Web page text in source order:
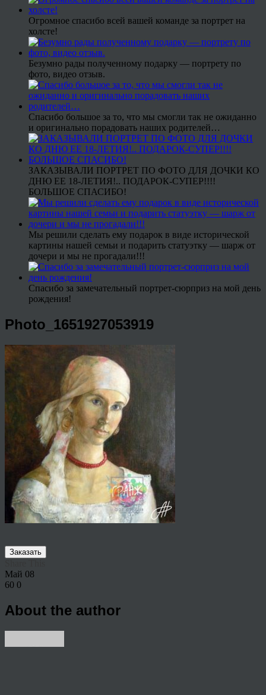
Огромное спасибо всей вашей команде за портрет на
холсте!
Безумно рады полученному подарку — портрету по
фото, видео отзыв.
Спасибо большое за то, что мы смогли так не ожиданно
и оригинально порадовать наших родителей…
ЗАКАЗЫВАЛИ ПОРТРЕТ ПО ФОТО ДЛЯ ДОЧКИ КО
ДНЮ ЕЕ 18-ЛЕТИЯ!.. ПОДАРОК-СУПЕР!!!!
БОЛЬШОЕ СПАСИБО!
Мы решили сделать ему подарок в виде исторической
картины нашей семьи и подарить статуэтку — шарж от
дочери и мы не прогадали!!!
Спасибо за замечательный портрет-сюрприз на мой день
рождения!
Photo_1651927053919
Заказать
Май 08
60 0
About the author